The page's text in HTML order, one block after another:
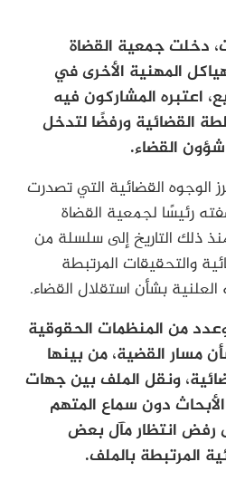
دخلت جمعية القضاة
المهنية الأخرى في
اعتبره المشاركون فيه
القضائية ورفضًا لتدخل
القضاء.
الوجوه القضائية التي تصدرت
رئيسًا لجمعية القضاة
ذلك التاريخ إلى سلسلة من
والتحقيقات المرتبطة
بشأن استقلال القضاء.
من المنظمات الحقوقية
مسار القضية، من بينها
ونقل الملف بين جهات
دون سماع المتهم
رفض انتظار مآل بعض
المرتبطة بالملف.